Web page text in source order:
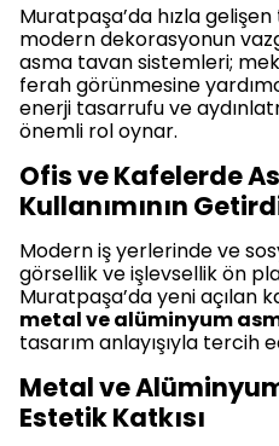
Muratpaşa’da hızla
modern dekorasyonun
asma tavan sistemleri;
ferah görünmesine
enerji tasarrufu ve
önemli rol oynar.
Ofis ve Kafelerde
Kullanımının
Modern iş yerlerinde ve
görsellik ve işlevsellik ön
Muratpaşa’da yeni açılan
metal ve alüminyum
tasarım anlayışıyla tercih
Metal ve
Estetik Katkısı